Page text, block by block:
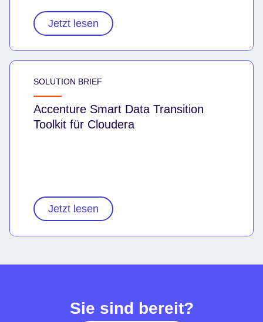
Jetzt lesen
SOLUTION BRIEF
Accenture Smart Data Transition
Toolkit für Cloudera
Jetzt lesen
Sie sind bereit?